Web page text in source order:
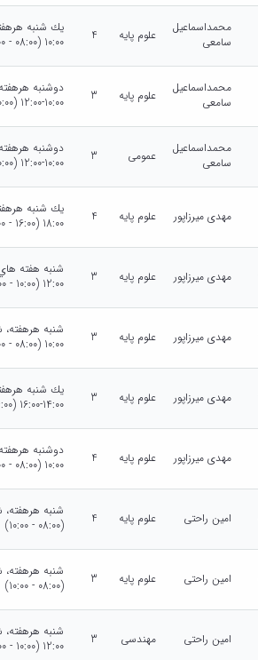
محمداسماعیل
سامعی
علوم پایه 4
10:00 (08:00 - 10:00)
محمداسماعیل
سامعی
علوم پایه 3
10:00-12:00 (10:00 - 12:00)
محمداسماعیل
سامعی
عمومی 3
10:00-12:00 (10:00 - 12:00)
مهدی میرزاپور علوم پایه 4
18:00 (16:00 - 18:00)
مهدی میرزاپور علوم پایه 3
12:00 (10:00 - 12:00)
مهدی میرزاپور علوم پایه 3
10:00 (08:00 - 10:00)
مهدی میرزاپور علوم پایه 3
14:00-16:00 (14:00 - 16:00)
مهدی میرزاپور علوم پایه 4
10:00 (08:00 - 10:00)
امین راحتی علوم پایه 4
(08:00 - 10:00)
امین راحتی علوم پایه 3
(08:00 - 10:00)
امین راحتی مهندسی 3
12:00 (10:00 - 12:00)